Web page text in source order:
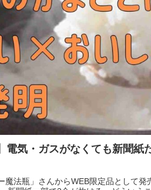
電気・ガスがなくても新聞
魔法瓶」さんからWEB限定品として